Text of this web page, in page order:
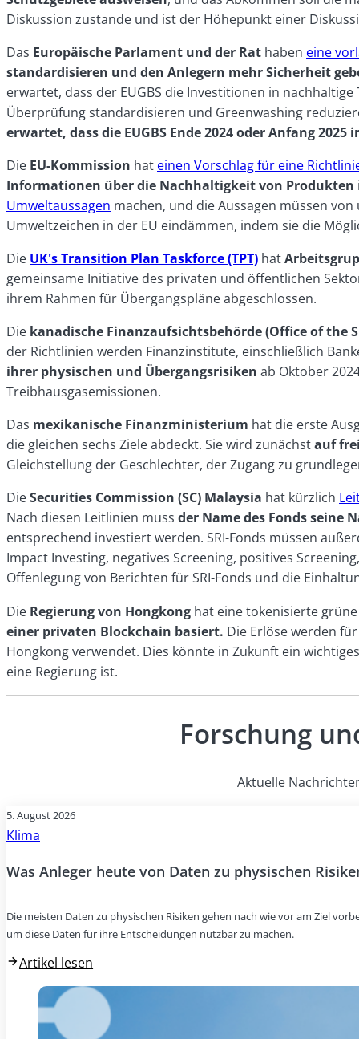
Diskussion zustande und ist der Höhepunkt einer
Das Europäische Parlament und der Rat haben eine
standardisieren und den Anlegern mehr Sicherheit
erwartet, dass der EUGBS die Investitionen in
Überprüfung standardisieren und Greenwashing
erwartet, dass die EUGBS Ende 2024 oder Anfang
Die EU-Kommission hat einen Vorschlag für eine
Informationen über die Nachhaltigkeit von Produkten
Umweltaussagen machen, und die Aussagen müssen
Umweltzeichen in der EU eindämmen, indem sie die
Die UK's Transition Plan Taskforce (TPT) hat
gemeinsame Initiative des privaten und öffentlichen
ihrem Rahmen für Übergangspläne abgeschlossen.
Die kanadische Finanzaufsichtsbehörde (Office of
der Richtlinien werden Finanzinstitute, einschließlich
ihrer physischen und Übergangsrisiken ab Oktober
Treibhausgasemissionen.
Das mexikanische Finanzministerium hat die erste
die gleichen sechs Ziele abdeckt. Sie wird zunächstauf
Gleichstellung der Geschlechter, der Zugang zu
DieSecurities Commission (SC) Malaysia hat kürzlich
Nach diesen Leitlinien muss der Name des Fonds
entsprechend investiert werden. SRI-Fonds müssen
Impact Investing, negatives Screening, positives
Offenlegung von Berichten für SRI-Fonds und die
Die Regierung von Hongkong hat eine tokenisierte
einer privaten Blockchain basiert. Die Erlöse werden
Hongkong verwendet. Dies könnte in Zukunft ein
eine Regierung ist.
Forschung
Aktuelle
5. August 2026
Klima
Was Anleger heute von Daten zu physischen
Die meisten Daten zu physischen Risiken gehen nach wie vor am Ziel
um diese Daten für ihre Entscheidungen nutzbar zu machen.
Artikel lesen